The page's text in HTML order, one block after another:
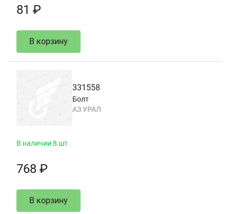
81 ₽
В корзину
331558
Болт
АЗ УРАЛ
В наличии 8 шт.
768 ₽
В корзину